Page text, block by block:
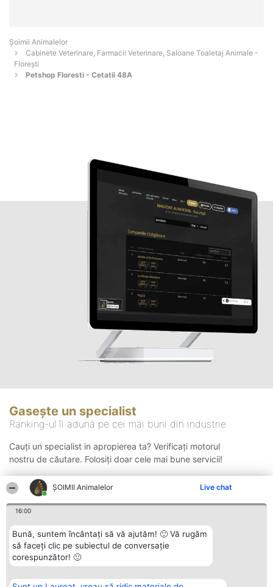
ŞOIMII Animalelor Live chat
16:00
Bună, suntem încântați să vă ajutăm! 🙂 Vă rugăm
să faceți clic pe subiectul de conversație
corespunzător! 🙂
Şoimii Animalelor
Cabinete Veterinare, Farmacii Veterinare, Saloane Toaletaj Animale -
Floreşti
Petshop Floresti - Cetatii 48A
Gasește un specialist
Ranking-ul îi adună pe cei mai buni din industrie
Cauți un specialist in apropierea ta? Verificați motorul
nostru de căutare. Folosiți doar cele mai bune servicii!